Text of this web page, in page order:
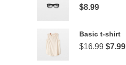
use
swipe
gestures.
$8.99
Basic t-shirt
$16.99 $7.99